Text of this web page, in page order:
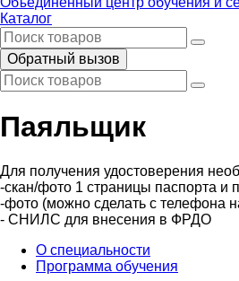
Каталог
Обратный вызов
Паяльщик
Для получения удостоверения
-скан/фото 1 страницы паспорта и
-фото (можно сделать с телефона
- СНИЛС для внесения в ФРДО
О специальности
Программа обучения